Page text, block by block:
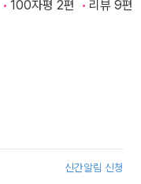
100자평 2편 리뷰 9편
신간알림 신청